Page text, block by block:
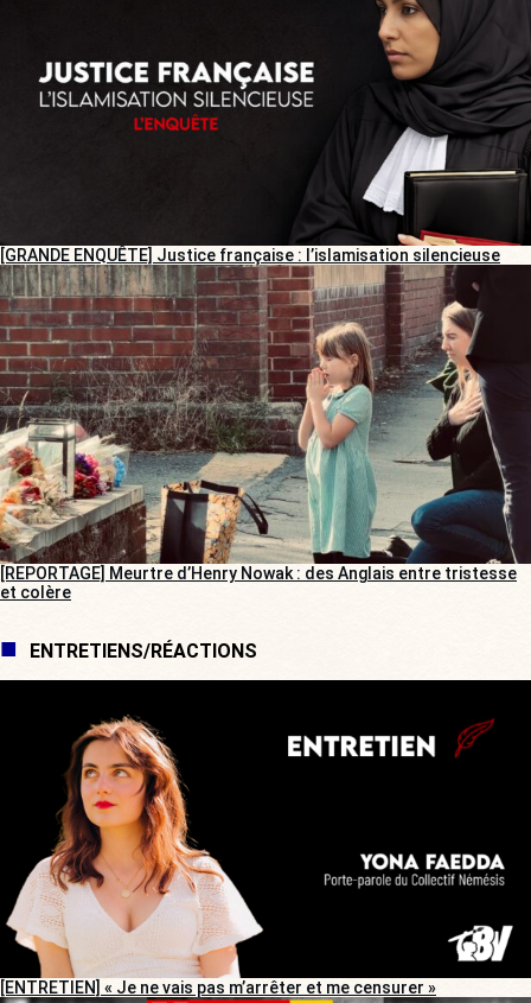
[GRANDE ENQUÊTE] Justice française : l’islamisation silencieuse
[REPORTAGE] Meurtre d’Henry Nowak : des Anglais entre tristesse
et colère
ENTRETIENS/RÉACTIONS
[ENTRETIEN] « Je ne vais pas m’arrêter et me censurer »